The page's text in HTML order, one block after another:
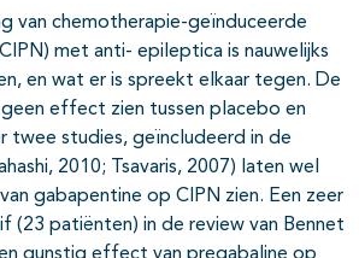
van chemotherapie-geïnduceerde
met anti- epileptica is nauwelijks
en wat er is spreekt elkaar tegen. De
effect zien tussen placebo en
twee studies, geïncludeerd in de
2010; Tsavaris, 2007) laten wel
gabapentine op CIPN zien. Een zeer
(23 patiënten) in de review van Bennet